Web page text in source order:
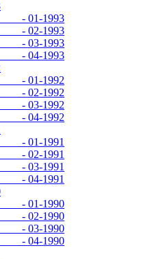
1993
1993
1993
1993
1992
1992
1992
1992
1991
1991
1991
1991
1990
1990
1990
1990